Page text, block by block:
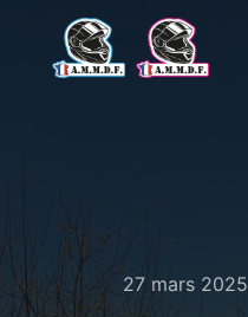
27 mars 2025